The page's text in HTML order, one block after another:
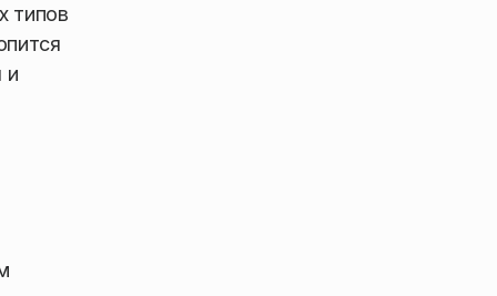
типов
и